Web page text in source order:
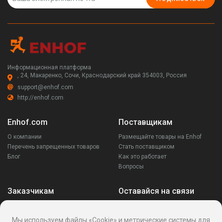
Информационная платформа
, 24, Макаренко, Сочи, Краснодарский край 354003, Россия
support@enhof.com
http://enhof.com
Enhof.com
О компании
Перечень запрещенных товаров
Блог
Поставщикам
Размещайте товары на Enhof
Стать поставщиком
Как это работает
Вопросы
Заказчикам
Ваши запросы
Оставайся на связи
Мы используем файлы «Cookie» и метрические системы для